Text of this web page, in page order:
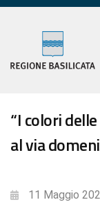
“I colori
al via
11 Maggio